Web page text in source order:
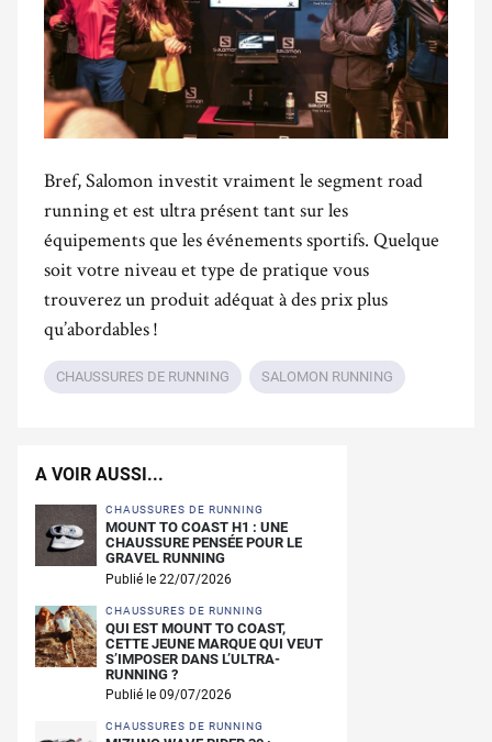
Bref, Salomon investit vraiment le segment road
running et est ultra présent tant sur les
équipements que les événements sportifs. Quelque
soit votre niveau et type de pratique vous
trouverez un produit adéquat à des prix plus
qu’abordables !
CHAUSSURES DE RUNNING SALOMON RUNNING
A VOIR AUSSI...
CHAUSSURES DE RUNNING
MOUNT TO COAST H1 : UNE
CHAUSSURE PENSÉE POUR LE
GRAVEL RUNNING
Publié le 22/07/2026
CHAUSSURES DE RUNNING
QUI EST MOUNT TO COAST,
CETTE JEUNE MARQUE QUI VEUT
S’IMPOSER DANS L’ULTRA-
RUNNING ?
Publié le 09/07/2026
CHAUSSURES DE RUNNING